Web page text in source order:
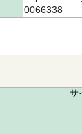
0066338
サ